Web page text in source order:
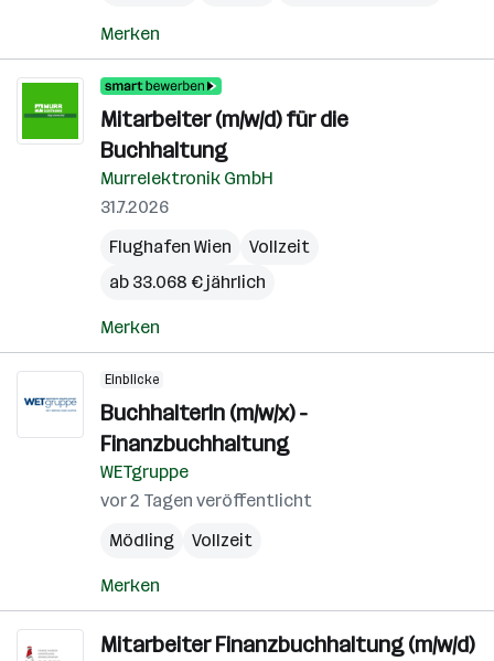
Merken
Mitarbeiter (m/w/d) für die
Buchhaltung
Murrelektronik GmbH
31.7.2026
Flughafen Wien
Vollzeit
ab 33.068 € jährlich
Merken
Einblicke
BuchhalterIn (m/w/x) -
Finanzbuchhaltung
WETgruppe
vor 2 Tagen veröffentlicht
Mödling
Vollzeit
Merken
Mitarbeiter Finanzbuchhaltung (m/w/d)